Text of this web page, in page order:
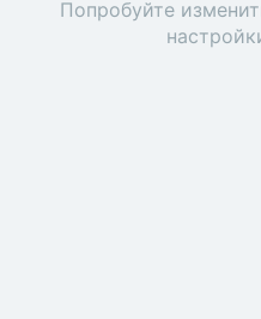
Попробуйте